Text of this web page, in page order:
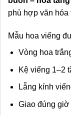
phù hợp văn hóa
Mẫu hoa viếng
Vòng hoa
Kệ viếng 1–2
Lẵng kính
Giao đúng giờ